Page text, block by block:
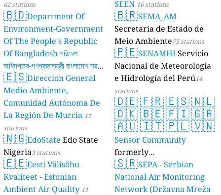
62 stations
🇧🇩Department Of
Environment-Government
Of The People's Republic
Of Bangladesh পরিবেশ
অধিদপ্তর-গণপ্রজাতন্ত্রী বাংলাদেশ সরকার
17 stations
🇪🇸Direccion General
Medio Ambiente,
Comunidad Autónoma De
La Región De Murcia 11
stations
🇳🇬EdoState Edo State
Nigeria3 stations
🇪🇪Eesti Välisõhu
Kvaliteet - Estonian
Ambient Air Quality 11
SEEN 16 stations
🇧🇷SEMA_AM
Secretaria de Estado de
Meio Ambiente75 stations
🇵🇪SENAMHIServicio
Nacional de Meteorología
e Hidrología del Perú14
stations
🇩🇪🇫🇷🇪🇸🇳🇱
🇩🇰🇧🇪🇫🇮🇬🇷
🇦🇺🇮🇹🇵🇱🇻🇳
Sensor Community
formerly
luftdaten.info35809 stations
🇸🇷SEPA - Serbian
National Air Monitoring
Network (Državna Mreža